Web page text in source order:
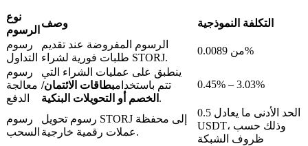
عمليات احتجاز BTR
استثمارات حصرية لحاملي BTR
نوع
الرسوم
وصف
التكلفة النموذجية
رسوم
التداول
الرسوم المفروضة عند تقديم
طلبات فورية لشراء STORJ.
من 0.0089%
رسوم
معالجة
الدفع
ينطبق على عمليات الشراء التي
تتم باستخدامبطاقات الائتمان/
الخصم أو التحويلات البنكية .
0.45% – 3.03%
رسوم
السحب
رسوم تحويل STORJ إلى محفظة
عملات رقمية خارجية.
الحد الأدنى ما يعادل 0.5
USDT، وذلك حسب
ظروف الشبكة